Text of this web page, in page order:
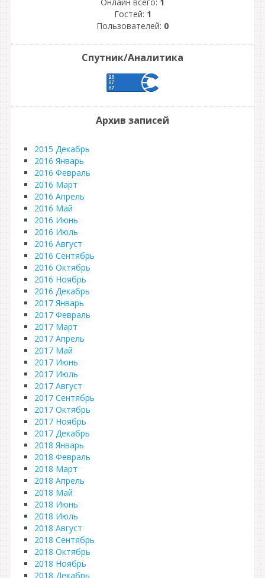
Гостей: 1
Пользователей: 0
Спутник/Аналитика
Архив записей
2015 Декабрь
2016 Январь
2016 Февраль
2016 Март
2016 Апрель
2016 Май
2016 Июнь
2016 Июль
2016 Август
2016 Сентябрь
2016 Октябрь
2016 Ноябрь
2016 Декабрь
2017 Январь
2017 Февраль
2017 Март
2017 Апрель
2017 Май
2017 Июнь
2017 Июль
2017 Август
2017 Сентябрь
2017 Октябрь
2017 Ноябрь
2017 Декабрь
2018 Январь
2018 Февраль
2018 Март
2018 Апрель
2018 Май
2018 Июнь
2018 Июль
2018 Август
2018 Сентябрь
2018 Октябрь
2018 Ноябрь
2018 Декабрь